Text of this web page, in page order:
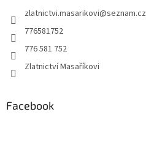
zlatnictvi.masarikovi@seznam.cz
776581752
776 581 752
Zlatnictví Masaříkovi
Facebook